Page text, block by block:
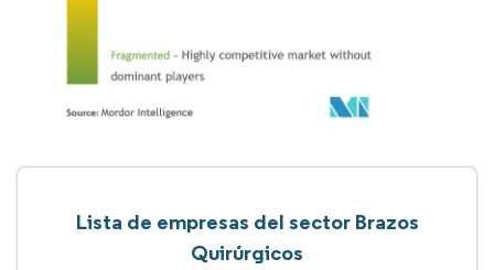
Lista de empresas del sector Brazos
Quirúrgicos